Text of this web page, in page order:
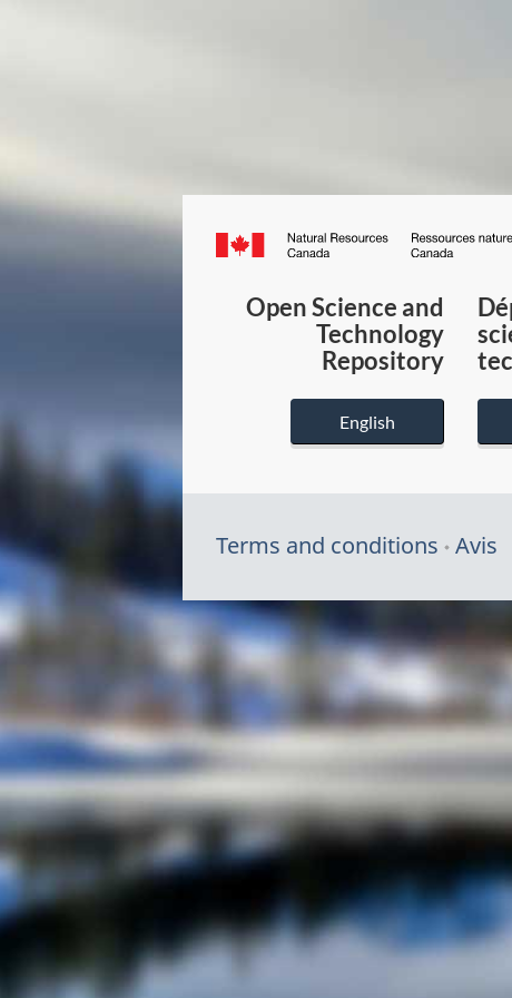
Canada.ca
Open Science and
Technology
Repository
English
Terms and conditions Avis